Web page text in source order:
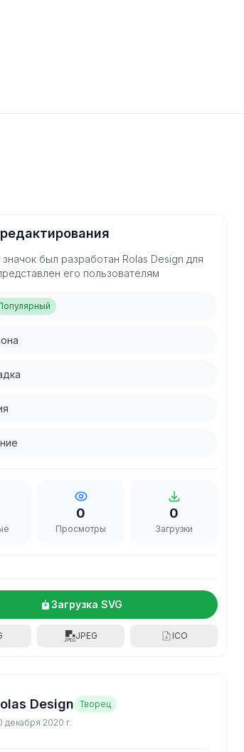
был разработан Rolas Design для
его пользователям
0
Просмотры
0
Загрузки
Загрузка SVG
JPEG ICO
Design Творец
декабря 2020 г.